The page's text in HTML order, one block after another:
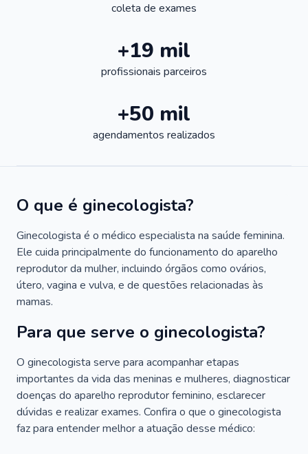
coleta de exames
+19 mil
profissionais parceiros
+50 mil
agendamentos realizados
O que é ginecologista?
Ginecologista é o médico especialista na saúde feminina.
Ele cuida principalmente do funcionamento do aparelho
reprodutor da mulher, incluindo órgãos como ovários,
útero, vagina e vulva, e de questões relacionadas às
mamas.
Para que serve o ginecologista?
O ginecologista serve para acompanhar etapas
importantes da vida das meninas e mulheres, diagnosticar
doenças do aparelho reprodutor feminino, esclarecer
dúvidas e realizar exames. Confira o que o ginecologista
faz para entender melhor a atuação desse médico: